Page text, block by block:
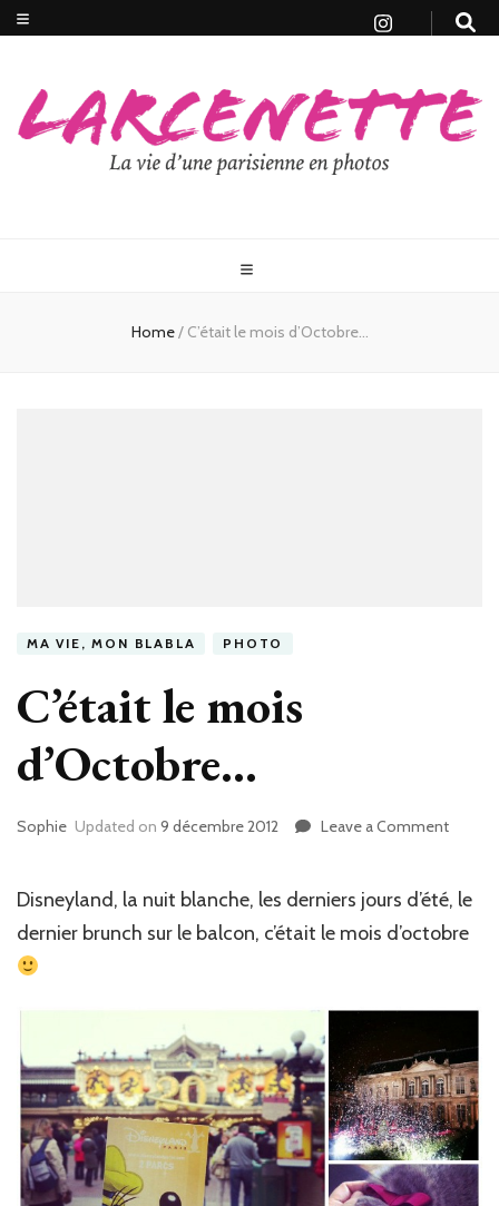
Home/ C’était le mois d’Octobre…
MA VIE, MON BLABLA PHOTO
C’était le mois
d’Octobre…
Sophie Updated on 9 décembre 2012 Leave a Comment
mois
Disneyland, la nuit blanche, les derniers jours d’été, le
dernier brunch sur le balcon, c’était le mois d’octobre